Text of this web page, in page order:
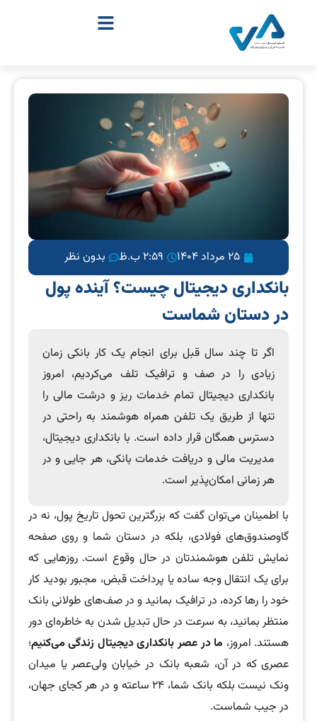
25 مرداد 1404 2:59 ب.ظ بدون نظر
بانکداری دیجیتال چیست؟ آینده پول
در دستان شماست
اگر تا چند سال قبل برای انجام یک کار بانکی زمان
زیادی را در صف و ترافیک تلف می‌کردیم، امروز
بانکداری دیجیتال تمام خدمات ریز و درشت مالی را
تنها از طریق یک تلفن همراه هوشمند به راحتی در
دسترس‌ همگان قرار داده است. با بانکداری دیجیتال،
مدیریت مالی و دریافت خدمات بانکی، هر جایی و در
هر زمانی امکان‌پذیر است.
با اطمینان می‌توان گفت که بزرگترین تحول تاریخ پول، نه در
گاوصندوق‌های فولادی، بلکه در دستان شما و روی صفحه
نمایش تلفن هوشمندتان در حال وقوع است. روزهایی که
برای یک انتقال وجه ساده یا پرداخت قبض، مجبور بودید کار
خود را رها کرده، در ترافیک بمانید و در صف‌های طولانی بانک
منتظر بمانید، به سرعت در حال تبدیل شدن به خاطره‌ای دور
هستند. امروز، ما در عصر بانکداری دیجیتال زندگی می‌کنیم؛
عصری که در آن، شعبه بانک در خیابان ولی‌عصر یا میدان
ونک نیست بلکه بانک شما، ۲۴ ساعته و در هر کجای جهان،
در جیب شماست.